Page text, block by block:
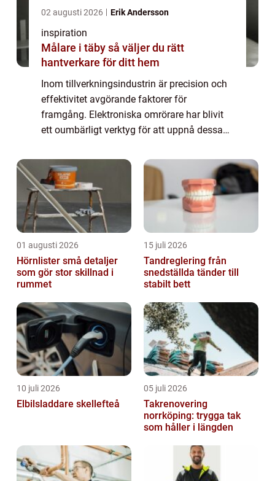
02 augusti 2026 Erik Andersson
inspiration
Målare i täby så väljer du rätt
hantverkare för ditt hem
Inom tillverkningsindustrin är precision och
effektivitet avgörande faktorer för
framgång. Elektroniska omrörare har blivit
ett oumbärligt verktyg för att uppnå dessa
01 augusti 2026
Hörnlister små detaljer
som gör stor skillnad i
rummet
15 juli 2026
Tandreglering från
snedställda tänder till
stabilt bett
10 juli 2026
Elbilsladdare skellefteå
05 juli 2026
Takrenovering
norrköping: trygga tak
som håller i längden